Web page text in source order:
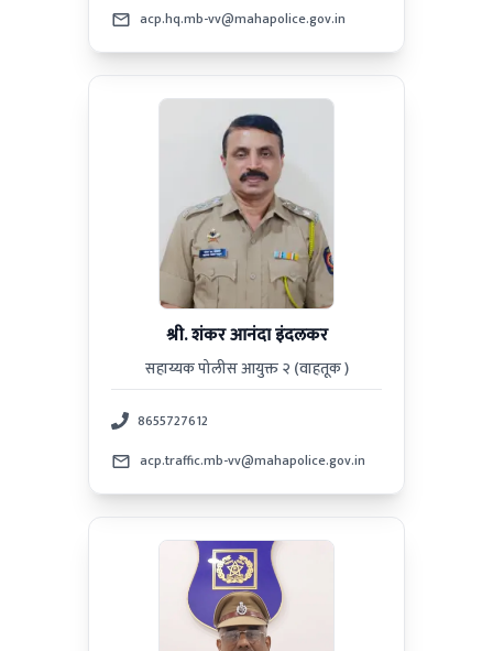
acp.hq.mb-vv@mahapolice.gov.in
श्री. शंकर आनंदा इंदलकर
सहाय्यक पोलीस आयुक्त २ (वाहतूक )
8655727612
acp.traffic.mb-vv@mahapolice.gov.in